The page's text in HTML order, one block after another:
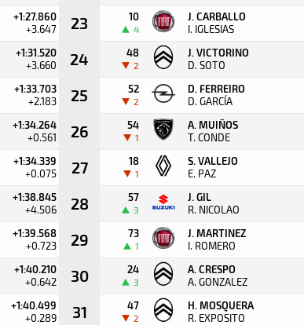
+1:27.860
+3.647 23 10
4
J. CARBALLO
I. IGLESIAS
+1:31.520
+3.660 24 48
2
J. VICTORINO
D. SOTO
+1:33.703
+2.183 25 52
2
D. FERREIRO
D. GARCÍA
+1:34.264
+0.561 26 54
1
A. MUIÑOS
T. CONDE
+1:34.339
+0.075 27 18
1
S. VALLEJO
E. PAZ
+1:38.845
+4.506 28 57
3
J. GIL
R. NICOLAO
+1:39.568
+0.723 29 73
1
J. MARTINEZ
I. ROMERO
+1:40.210
+0.642 30 24
3
A. CRESPO
A. GONZALEZ
+1:40.499
+0.289 31 47
2
H. MOSQUERA
R. EXPOSITO